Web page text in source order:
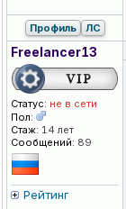
Профиль ЛС
Freelancer13
Статус: не в сети
Пол:
Стаж: 14 лет
Сообщений: 89
Рейтинг